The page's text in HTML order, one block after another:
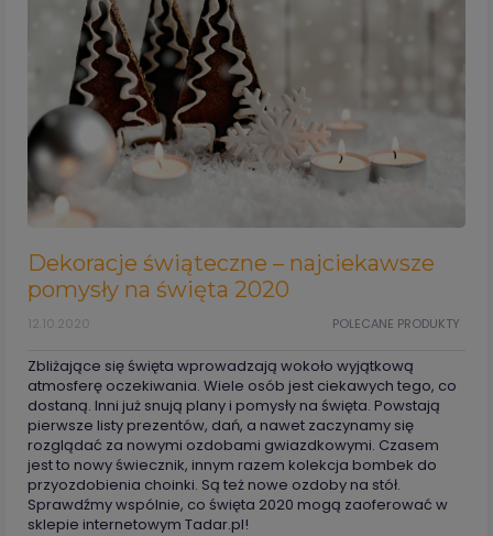
Dekoracje świąteczne – najciekawsze
pomysły na święta 2020
POLECANE PRODUKTY
12.10.2020
Zbliżające się święta wprowadzają wokoło wyjątkową
atmosferę oczekiwania. Wiele osób jest ciekawych tego, co
dostaną. Inni już snują plany i pomysły na święta. Powstają
pierwsze listy prezentów, dań, a nawet zaczynamy się
rozglądać za nowymi ozdobami gwiazdkowymi. Czasem
jest to nowy świecznik, innym razem kolekcja bombek do
przyozdobienia choinki. Są też nowe ozdoby na stół.
Sprawdźmy wspólnie, co święta 2020 mogą zaoferować w
sklepie internetowym Tadar.pl!